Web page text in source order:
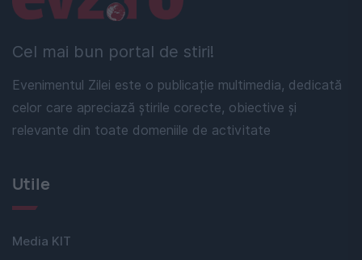
Cel mai bun portal de stiri!
Evenimentul Zilei este o publicație multimedia, dedicată
celor care apreciază știrile corecte, obiective și
relevante din toate domeniile de activitate
Utile
Media KIT